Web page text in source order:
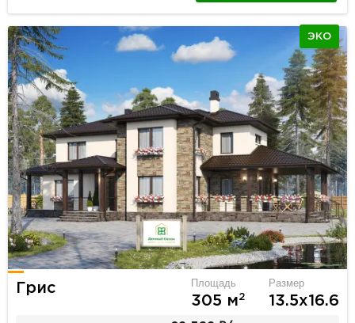
ЭКО
Грис Площадь
305 м2
Размер
13.5х16.6